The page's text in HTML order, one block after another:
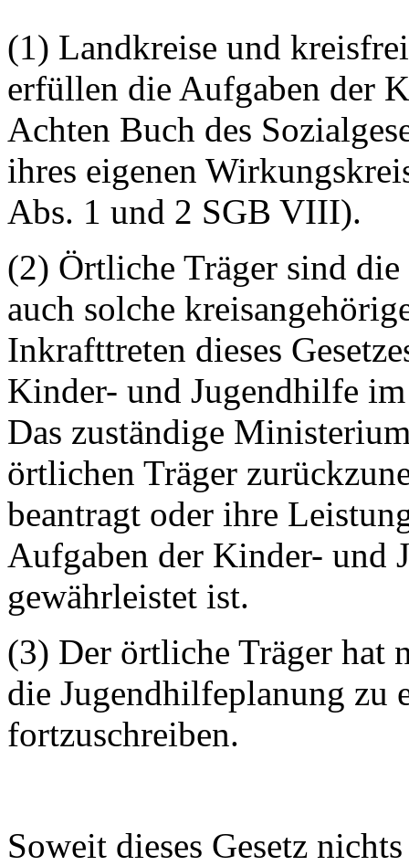
(1) Landkreise und
erfüllen die Aufgaben der
Achten Buch des
ihres eigenen
Abs. 1 und 2 SGB VIII).
(2) Örtliche Träger sind
auch solche
Inkrafttreten dieses
Kinder- und Jugendhilfe
Das zuständige
örtlichen Träger
beantragt oder ihre
Aufgaben der Kinder- und
gewährleistet ist.
(3) Der örtliche Träger hat
die Jugendhilfeplanung zu
fortzuschreiben.
Soweit dieses Gesetz